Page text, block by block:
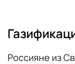
Россияне из